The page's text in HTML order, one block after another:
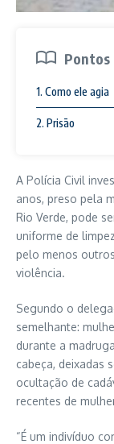
1. Como ele agia
2. Prisão
A Polícia Civil
anos, preso pela
Rio Verde, pode
uniforme de
pelo menos
violência.
Segundo o
semelhante:
durante a
cabeça, deixadas
ocultação de
recentes de
“É um indivíduo